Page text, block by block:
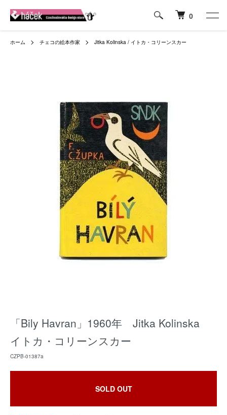
0
ホーム チェコの絵本作家 Jitka Kolinska / イトカ・コリーンスカー
「Bily Havran」1960年 Jitka Kolinska
イトカ・コリーンスカー
CZPB-01387a
SOLD OUT